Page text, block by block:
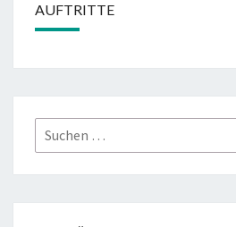
AUFTRITTE
Suchen
nach: